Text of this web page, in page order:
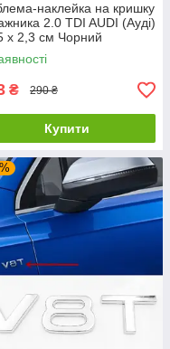
наклейка на кришку
2.0 TDI AUDI (Ауді)
x 2,3 см Чорний
₴ 290 ₴
Купити